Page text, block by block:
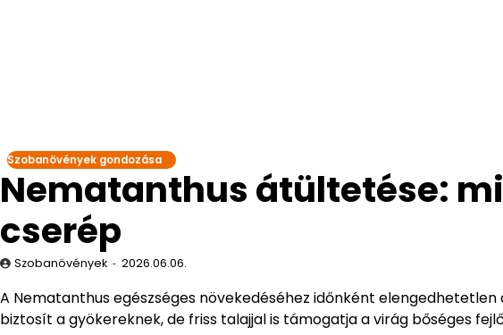
Szobanövények gondozása
Nematanthus átültetése:
cserép
Szobanövények 2026.06.06.
A Nematanthus egészséges növekedéséhez időnként
biztosít a gyökereknek, de friss talajjal is támogatja a virág bőséges